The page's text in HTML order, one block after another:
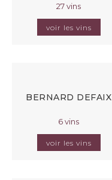
27 vins
voir les vins
BERNARD DEFAIX
6 vins
voir les vins